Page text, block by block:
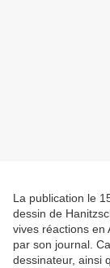
La publication le
dessin de
vives réactions en
par son journal.
dessinateur, ainsi